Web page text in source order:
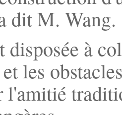
dit M. Wang.
disposée à
les
l'amitié